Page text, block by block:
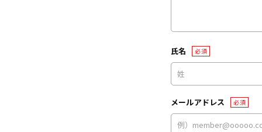
氏名 必須
メールアドレス 必須